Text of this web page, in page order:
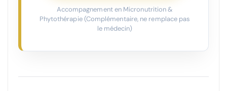
Accompagnement en Micronutrition &
Phytothérapie (Complémentaire, ne remplace pas
le médecin)